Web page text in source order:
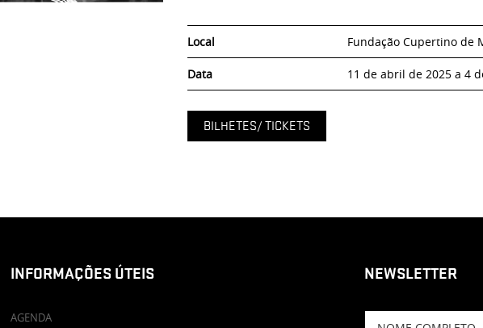
Local Fundação Cupertino de
Data 11 de abril de 2025 a 4
BILHETES/ TICKETS
INFORMAÇÕES ÚTEIS
AGENDA
NEWSLETTER